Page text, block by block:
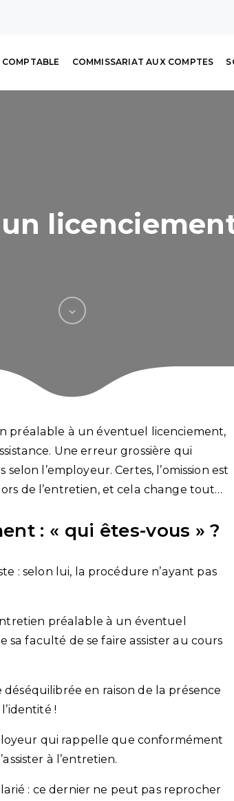
COMPTABLE COMMISSARIAT AUX COMPTES
préalable à un éventuel licenciement,
Une erreur grossière qui
l’employeur. Certes, l’omission est
de l’entretien, et cela change tout…
: « qui êtes-vous » ?
: selon lui, la procédure n’ayant pas
préalable à un éventuel
sa faculté de se faire assister au cours
en raison de la présence
!
qui rappelle que conformément
à l’entretien.
: ce dernier ne peut pas reprocher